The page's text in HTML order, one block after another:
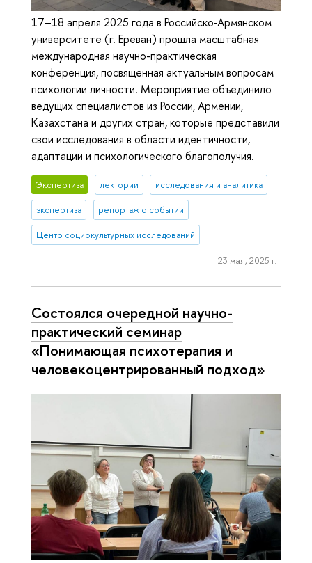
17–18 апреля 2025 года в Российско-Армянском
университете (г. Ереван) прошла масштабная
международная научно-практическая
конференция, посвященная актуальным вопросам
психологии личности. Мероприятие объединило
ведущих специалистов из России, Армении,
Казахстана и других стран, которые представили
свои исследования в области идентичности,
адаптации и психологического благополучия.
Экспертиза лектории исследования и аналитика
экспертиза репортаж о событии
Центр социокультурных исследований
23 мая, 2025 г.
Состоялся очередной научно-
практический семинар
«Понимающая психотерапия и
человекоцентрированный подход»